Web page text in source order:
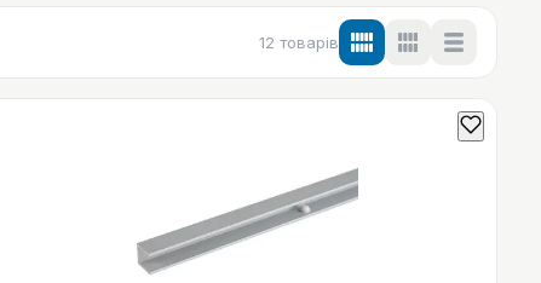
12 товарів